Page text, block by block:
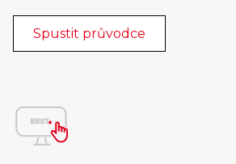
Spustit průvodce